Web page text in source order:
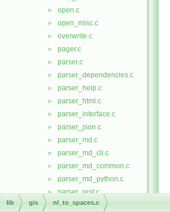
► open.c
► open_misc.c
► overwrite.c
► pager.c
► parser.c
► parser_dependencies.c
► parser_help.c
► parser_html.c
► parser_interface.c
► parser_json.c
► parser_md.c
► parser_md_cli.c
► parser_md_common.c
► parser_md_python.c
► parser_rest.c
► parser_script.c
lib gis nl_to_spaces.c